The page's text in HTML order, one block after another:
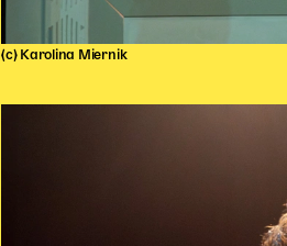
(c) Karolina Miernik